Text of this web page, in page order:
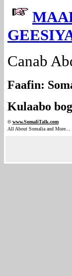
Canab
Faafin:
Kulaabo
©www.SomaliTalk.com
All About Somalia and More.. .